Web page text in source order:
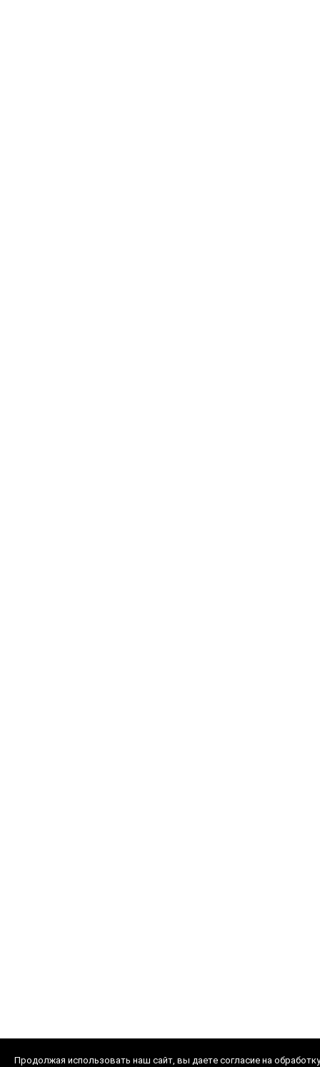
Продолжая использовать наш сайт, вы даете согласие на